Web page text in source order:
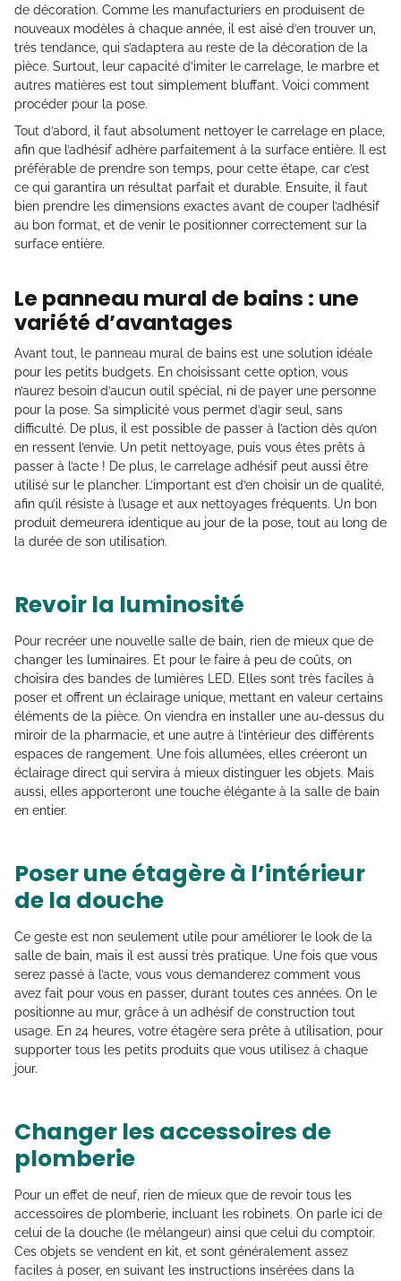
de décoration. Comme les manufacturiers en produisent de
nouveaux modèles à chaque année, il est aisé d’en trouver un,
très tendance, qui s’adaptera au reste de la décoration de la
pièce. Surtout, leur capacité d’imiter le carrelage, le marbre et
autres matières est tout simplement bluffant. Voici comment
procéder pour la pose.
Tout d’abord, il faut absolument nettoyer le carrelage en place,
afin que l’adhésif adhère parfaitement à la surface entière. Il est
préférable de prendre son temps, pour cette étape, car c’est
ce qui garantira un résultat parfait et durable. Ensuite, il faut
bien prendre les dimensions exactes avant de couper l’adhésif
au bon format, et de venir le positionner correctement sur la
surface entière.
Le panneau mural de bains : une
variété d’avantages
Avant tout, le panneau mural de bains est une solution idéale
pour les petits budgets. En choisissant cette option, vous
n’aurez besoin d’aucun outil spécial, ni de payer une personne
pour la pose. Sa simplicité vous permet d’agir seul, sans
difficulté. De plus, il est possible de passer à l’action dès qu’on
en ressent l’envie. Un petit nettoyage, puis vous êtes prêts à
passer à l’acte ! De plus, le carrelage adhésif peut aussi être
utilisé sur le plancher. L’important est d’en choisir un de qualité,
afin qu’il résiste à l’usage et aux nettoyages fréquents. Un bon
produit demeurera identique au jour de la pose, tout au long de
la durée de son utilisation.
Revoir la luminosité
Pour recréer une nouvelle salle de bain, rien de mieux que de
changer les luminaires. Et pour le faire à peu de coûts, on
choisira des bandes de lumières LED. Elles sont très faciles à
poser et offrent un éclairage unique, mettant en valeur certains
éléments de la pièce. On viendra en installer une au-dessus du
miroir de la pharmacie, et une autre à l’intérieur des différents
espaces de rangement. Une fois allumées, elles créeront un
éclairage direct qui servira à mieux distinguer les objets. Mais
aussi, elles apporteront une touche élégante à la salle de bain
en entier.
Poser une étagère à l’intérieur
de la douche
Ce geste est non seulement utile pour améliorer le look de la
salle de bain, mais il est aussi très pratique. Une fois que vous
serez passé à l’acte, vous vous demanderez comment vous
avez fait pour vous en passer, durant toutes ces années. On le
positionne au mur, grâce à un adhésif de construction tout
usage. En 24 heures, votre étagère sera prête à utilisation, pour
supporter tous les petits produits que vous utilisez à chaque
jour.
Changer les accessoires de
plomberie
Pour un effet de neuf, rien de mieux que de revoir tous les
accessoires de plomberie, incluant les robinets. On parle ici de
celui de la douche (le mélangeur) ainsi que celui du comptoir.
Ces objets se vendent en kit, et sont généralement assez
faciles à poser, en suivant les instructions insérées dans la